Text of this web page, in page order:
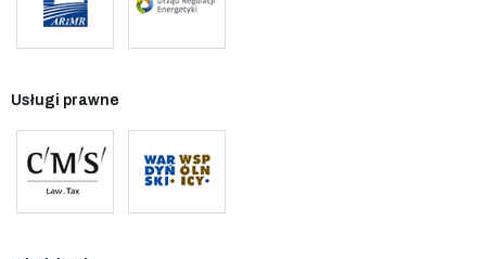
Usługi prawne